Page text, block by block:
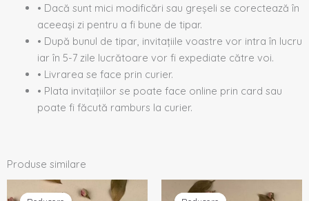
• Dacă sunt mici modificări sau greșeli se corectează în
aceeași zi pentru a fi bune de tipar.
• După bunul de tipar, invitațiile voastre vor intra în lucru
iar în 5-7 zile lucrătoare vor fi expediate către voi.
• Livrarea se face prin curier.
• Plata invitațiilor se poate face online prin card sau
poate fi făcută ramburs la curier.
Produse similare
Prețul
inițial curent
Prețul
inițial curent